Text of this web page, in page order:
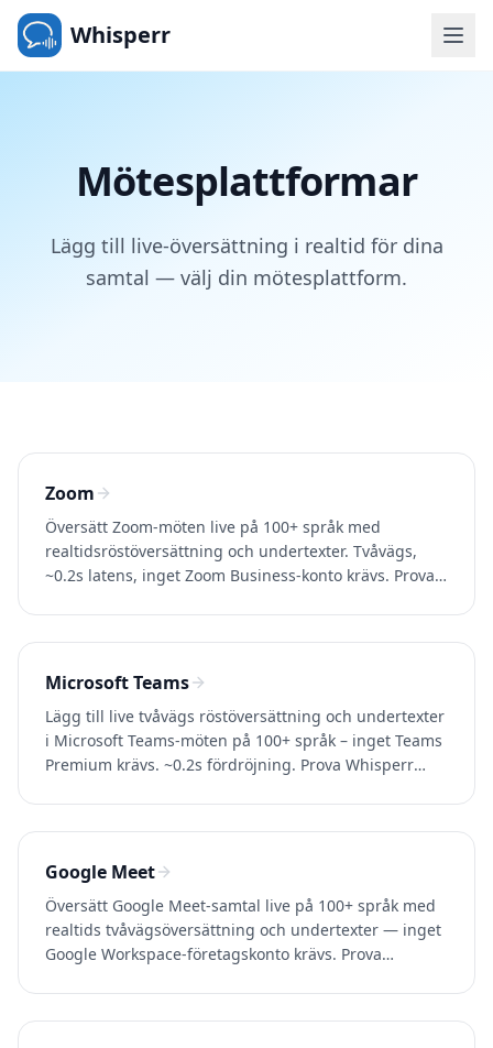
Whisperr
Mötesplattformar
Lägg till live-översättning i realtid för dina
samtal — välj din mötesplattform.
Zoom
Översätt Zoom-möten live på 100+ språk med
realtidsröstöversättning och undertexter. Tvåvägs,
~0.2s latens, inget Zoom Business-konto krävs. Prova
Microsoft Teams
Lägg till live tvåvägs röstöversättning och undertexter
i Microsoft Teams-möten på 100+ språk – inget Teams
Premium krävs. ~0.2s fördröjning. Prova Whisperr
Google Meet
Översätt Google Meet-samtal live på 100+ språk med
realtids tvåvägsöversättning och undertexter — inget
Google Workspace-företagskonto krävs. Prova